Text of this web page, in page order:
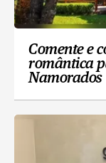
Comente e
romântica
Namorados